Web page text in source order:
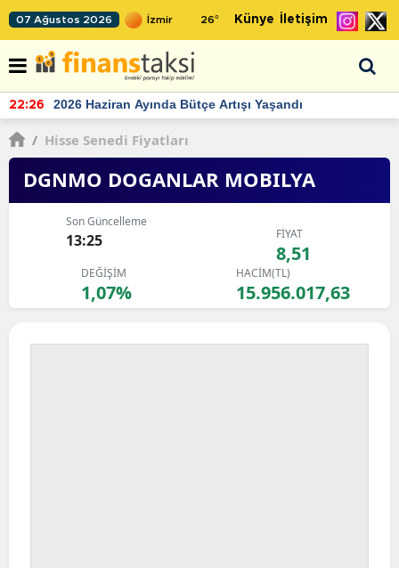
07 Ağustos 2026 26° Künye İletişim
22:24 TCMB'nin rezervlerinde artan momentum devam ediyor
/ Hisse Senedi Fiyatları
DGNMO DOGANLAR MOBILYA
Son Güncelleme
13:25 FİYAT
8,51
DEĞİŞİM
1,07%
HACİM(TL)
15.956.017,63